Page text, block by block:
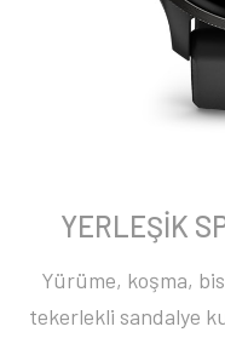
YERLEŞİK
Yürüme, koşma,
tekerlekli sandalye